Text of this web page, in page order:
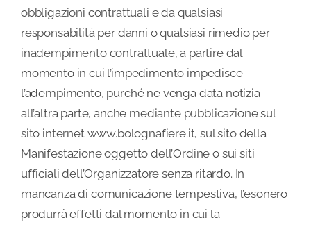
obbligazioni contrattuali e da qualsiasi
responsabilità per danni o qualsiasi rimedio per
inadempimento contrattuale, a partire dal
momento in cui l’impedimento impedisce
l’adempimento, purché ne venga data notizia
all’altra parte, anche mediante pubblicazione sul
sito internet www.bolognafiere.it, sul sito della
Manifestazione oggetto dell’Ordine o sui siti
ufficiali dell’Organizzatore senza ritardo. In
mancanza di comunicazione tempestiva, l’esonero
produrrà effetti dal momento in cui la